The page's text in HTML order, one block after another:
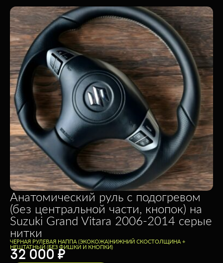
Анатомический руль с подогревом
(без центральной части, кнопок) на
Suzuki Grand Vitara 2006-2014 серые
нитки
ЧЕРНАЯ РУЛЕВАЯ НАППА (ЭКОКОЖА)НИЖНИЙ СКОСТОЛЩИНА +
НЕШТАТНЫЙ (БЕЗ ФИШКИ И КНОПКИ)
32 000 ₽